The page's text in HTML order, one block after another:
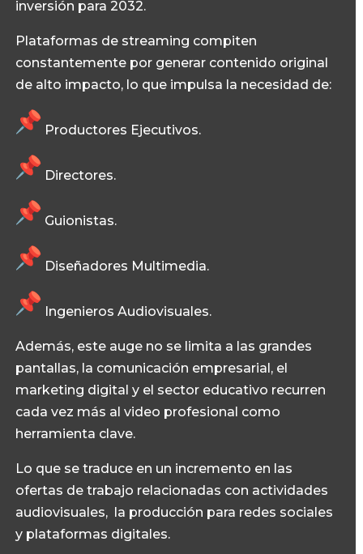
inversión para 2032.
Plataformas de streaming compiten
constantemente por generar contenido original
de alto impacto, lo que impulsa la necesidad de:
Productores Ejecutivos.
Directores.
Guionistas.
Diseñadores Multimedia.
Ingenieros Audiovisuales.
Además, este auge no se limita a las grandes
pantallas, la comunicación empresarial, el
marketing digital y el sector educativo recurren
cada vez más al video profesional como
herramienta clave.
Lo que se traduce en un incremento en las
ofertas de trabajo relacionadas con actividades
audiovisuales, la producción para redes sociales
y plataformas digitales.